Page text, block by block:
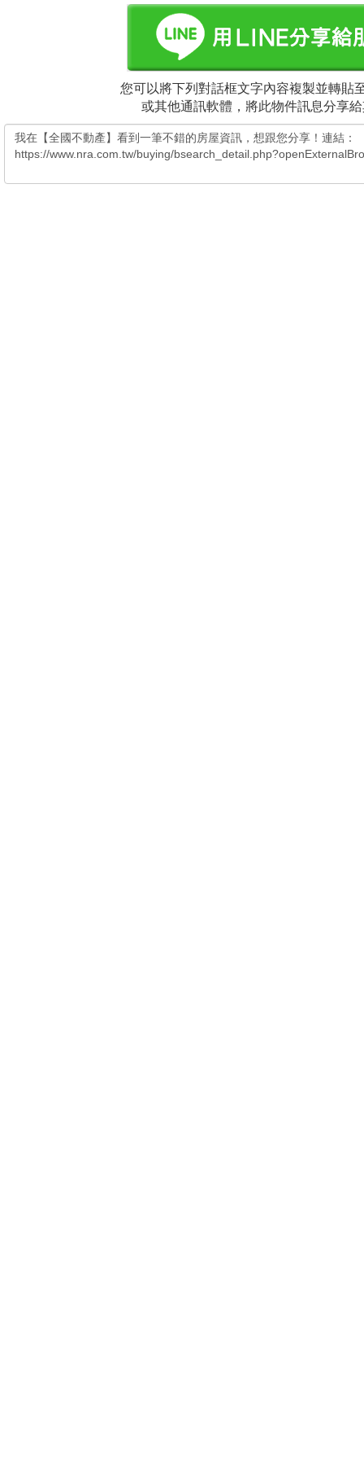
您可以將下列對話框文字內容複製並轉貼
或其他通訊軟體，將此物件訊息分享